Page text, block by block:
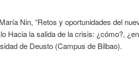
Nin, “Retos y oportunidades del
Hacia la salida de la crisis: ¿cómo?,
de Deusto (Campus de Bilbao).